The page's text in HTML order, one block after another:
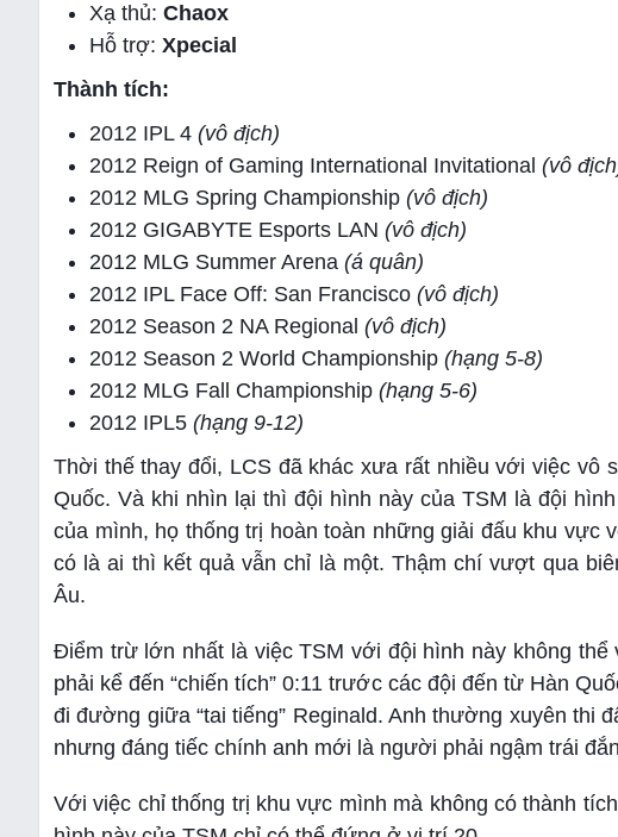
Xạ thủ: Chaox
Hỗ trợ: Xpecial
Thành tích:
2012 IPL 4 (vô địch)
2012 Reign of Gaming International Invitational (vô
2012 MLG Spring Championship (vô địch)
2012 GIGABYTE Esports LAN (vô địch)
2012 MLG Summer Arena (á quân)
2012 IPL Face Off: San Francisco (vô địch)
2012 Season 2 NA Regional (vô địch)
2012 Season 2 World Championship (hạng 5-8)
2012 MLG Fall Championship (hạng 5-6)
2012 IPL5 (hạng 9-12)
Thời thế thay đổi, LCS đã khác xưa rất nhiều với việc vô
Quốc. Và khi nhìn lại thì đội hình này của TSM là đội
của mình, họ thống trị hoàn toàn những giải đấu khu vực
có là ai thì kết quả vẫn chỉ là một. Thậm chí vượt qua
Âu.
Điểm trừ lớn nhất là việc TSM với đội hình này không
phải kể đến “chiến tích” 0:11 trước các đội đến từ Hàn
đi đường giữa “tai tiếng” Reginald. Anh thường xuyên thi
nhưng đáng tiếc chính anh mới là người phải ngậm trái
Với việc chỉ thống trị khu vực mình mà không có thành